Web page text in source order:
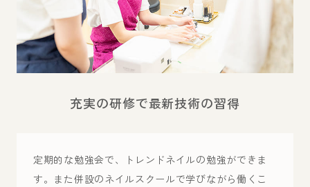
充実の研修で最新技術の習得
定期的な勉強会で、トレンドネイルの勉強ができま
す。また併設のネイルスクールで学びながら働くこ